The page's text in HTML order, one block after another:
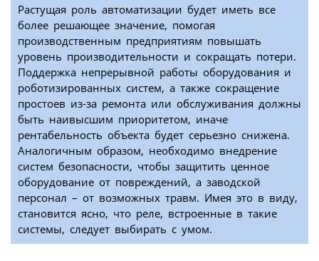
Растущая роль автоматизации будет иметь все
более решающее значение, помогая
производственным предприятиям повышать
уровень производительности и сокращать потери.
Поддержка непрерывной работы оборудования и
роботизированных систем, а также сокращение
простоев из-за ремонта или обслуживания должны
быть наивысшим приоритетом, иначе
рентабельность объекта будет серьезно снижена.
Аналогичным образом, необходимо внедрение
систем безопасности, чтобы защитить ценное
оборудование от повреждений, а заводской
персонал – от возможных травм. Имея это в виду,
становится ясно, что реле, встроенные в такие
системы, следует выбирать с умом.